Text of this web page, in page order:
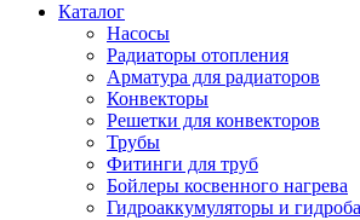
Каталог
Насосы
Радиаторы отопления
Арматура для радиаторов
Конвекторы
Решетки для конвекторов
Трубы
Фитинги для труб
Бойлеры косвенного нагрева
Гидроаккумуляторы и